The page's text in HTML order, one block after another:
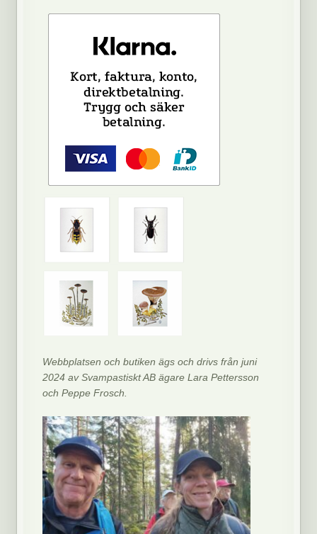
Webbplatsen och butiken ägs och drivs från juni
2024 av Svampastiskt AB ägare Lara Pettersson
och Peppe Frosch.